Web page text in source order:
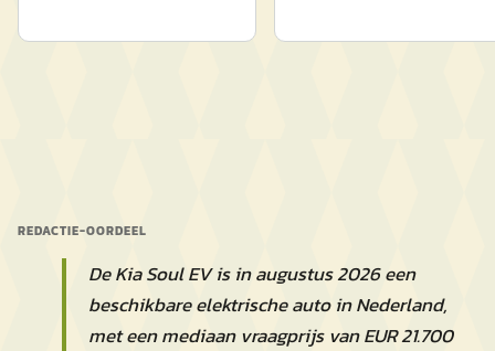
REDACTIE-OORDEEL
De Kia Soul EV is in augustus 2026 een
beschikbare elektrische auto in Nederland,
met een mediaan vraagprijs van EUR 21.700